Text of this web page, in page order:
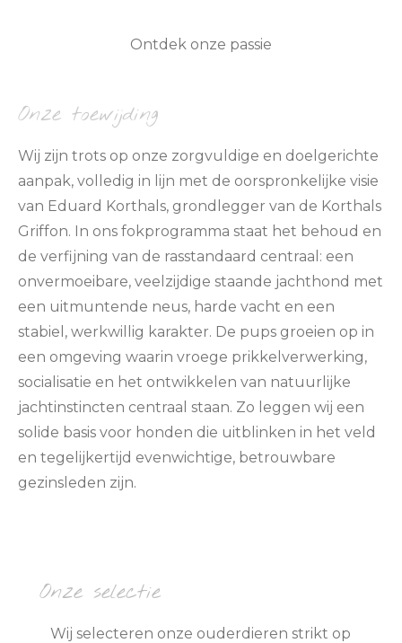
Ontdek onze passie
Onze toewijding
Wij zijn trots op onze zorgvuldige en doelgerichte
aanpak, volledig in lijn met de oorspronkelijke visie
van Eduard Korthals, grondlegger van de Korthals
Griffon. In ons fokprogramma staat het behoud en
de verfijning van de rasstandaard centraal: een
onvermoeibare, veelzijdige staande jachthond met
een uitmuntende neus, harde vacht en een
stabiel, werkwillig karakter. De pups groeien op in
een omgeving waarin vroege prikkelverwerking,
socialisatie en het ontwikkelen van natuurlijke
jachtinstincten centraal staan. Zo leggen wij een
solide basis voor honden die uitblinken in het veld
en tegelijkertijd evenwichtige, betrouwbare
gezinsleden zijn.
Onze selectie
Wij selecteren onze ouderdieren strikt op